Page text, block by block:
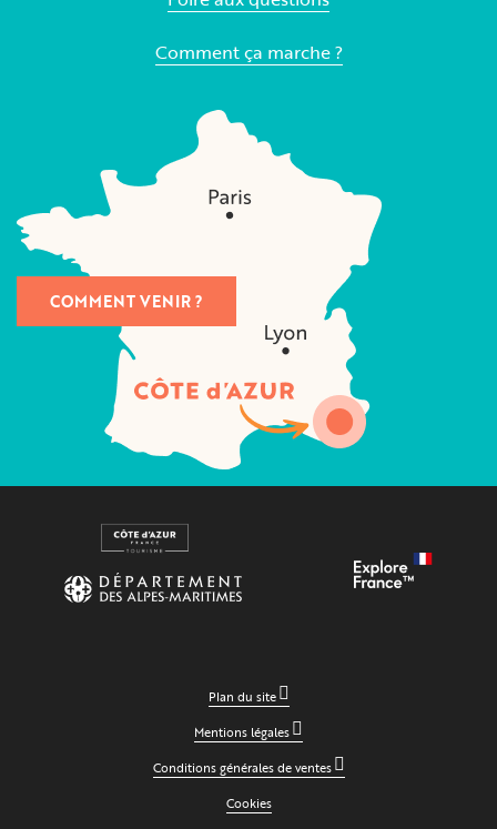
Comment ça marche ?
COMMENT VENIR ?
Plan du site
Mentions légales
Conditions générales de ventes
Cookies